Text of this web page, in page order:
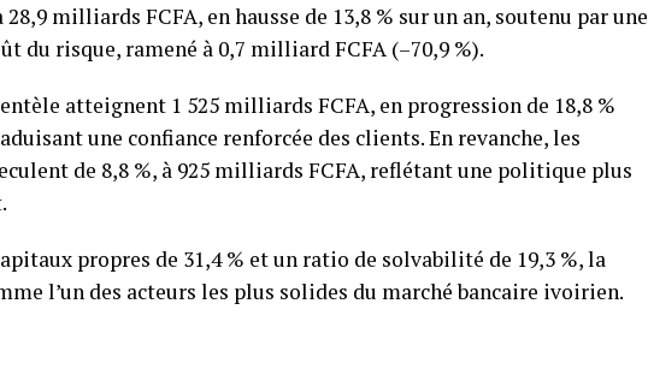
milliards FCFA, en hausse de 13,8 % sur un an, soutenu par une
du risque, ramené à 0,7 milliard FCFA (–70,9 %).
atteignent 1 525 milliards FCFA, en progression de 18,8 %
une confiance renforcée des clients. En revanche, les
de 8,8 %, à 925 milliards FCFA, reflétant une politique plus
propres de 31,4 % et un ratio de solvabilité de 19,3 %, la
l’un des acteurs les plus solides du marché bancaire ivoirien.